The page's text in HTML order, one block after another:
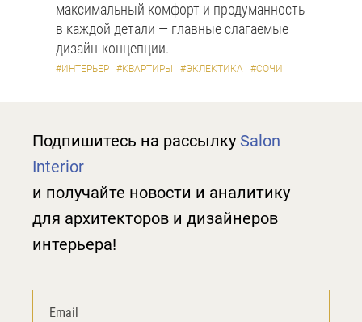
максимальный комфорт и продуманность
в каждой детали — главные слагаемые
дизайн-концепции.
#ИНТЕРЬЕР #КВАРТИРЫ #ЭКЛЕКТИКА #СОЧИ
Подпишитесь на рассылку Salon
Interior
и получайте новости и аналитику
для архитекторов и дизайнеров
интерьера!